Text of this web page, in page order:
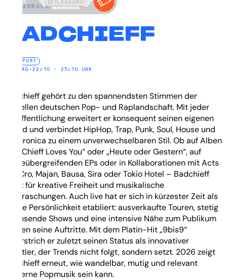
ZURÜCK
BADCHIEFF
NEW PORT
FREITAG • 22:10 – 23:10 UHR
Badchieff gehört zu den spannendsten Stimmen der
aktuellen deutschen Pop- und Raplandschaft. Mit jeder
Veröffentlichung erweitert er konsequent seinen eigenen
Sound und verbindet HipHop, Trap, Punk, Soul, House und
Electronica zu einem unverwechselbaren Stil. Ob auf Alben
wie „Chieff Loves You“ oder „Heute oder Gestern“, auf
genreübergreifenden EPs oder in Kollaborationen mit Acts
wie Cro, Majan, Bausa, Sira oder Tokio Hotel – Badchieff
steht für kreative Freiheit und musikalische
Überraschungen. Auch live hat er sich in kürzester Zeit als
starke Persönlichkeit etabliert: ausverkaufte Touren, stetig
wachsende Shows und eine intensive Nähe zum Publikum
prägen seine Auftritte. Mit dem Platin-Hit „9bis9“
unterstrich er zuletzt seinen Status als innovativer
Künstler, der Trends nicht folgt, sondern setzt. 2026 zeigt
Badchieff erneut, wie wandelbar, mutig und relevant
moderne Popmusik sein kann.